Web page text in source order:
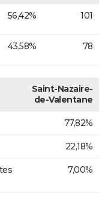
56,42% 101
43,58% 78
Saint-Nazaire-
de-Valentane
77,82%
22,18%
7,00%